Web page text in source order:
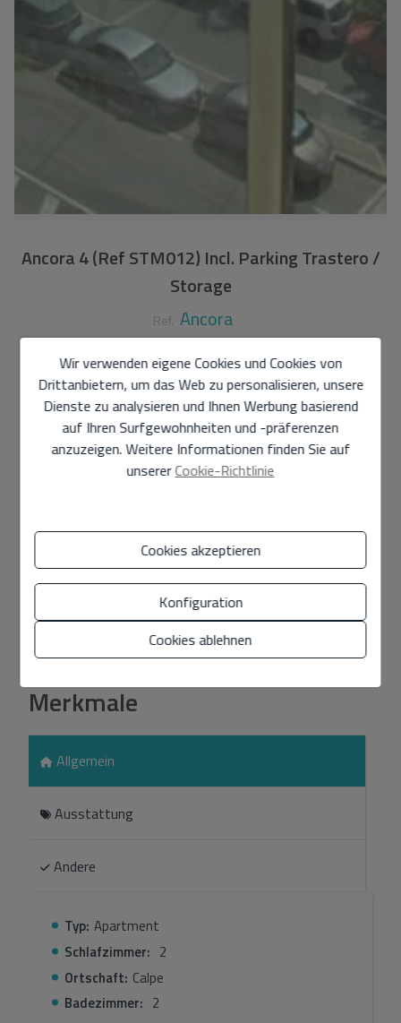
Ancora 4 (Ref STM012) Incl. Parking Trastero /
Storage
Ref. Ancora
749.000 €
168 m2 2 2
ApartmentinCalpe - Puerto Club Nautico
Eine spektakuläre, geräumige Wohnung zum Verkauf mit
165m2, verteilt auf ein Wohnzimmer mit Zugang zur
Hauptterrasse, eine große separate Küche mit Zugang
zur hinteren Terrasse, 3 Schlafzimmer und 2
Badezimmer. Ein Parkplatz und ein Abstellraum sind im
Mehr anzeigen
Merkmale
Allgemein
Ausstattung
Andere
Typ: Apartment
Schlafzimmer: 2
Ortschaft: Calpe
Badezimmer: 2
Wir verwenden eigene Cookies und Cookies von
Drittanbietern, um das Web zu personalisieren, unsere
Dienste zu analysieren und Ihnen Werbung basierend
auf Ihren Surfgewohnheiten und -präferenzen
anzuzeigen. Weitere Informationen finden Sie auf
unsererCookie-Richtlinie
Cookies akzeptieren
Konfiguration
Cookies ablehnen